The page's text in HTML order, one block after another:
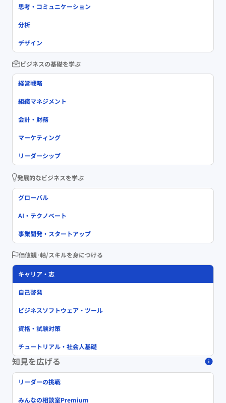
思考・コミュニケーション
分析
デザイン
ビジネスの基礎を学ぶ
経営戦略
組織マネジメント
会計・財務
マーケティング
リーダーシップ
発展的なビジネスを学ぶ
グローバル
AI・テクノベート
事業開発・スタートアップ
価値観･軸/スキルを身につける
キャリア・志
自己啓発
ビジネスソフトウェア・ツール
資格・試験対策
チュートリアル・社会人基礎
知見を広げる
リーダーの挑戦
みんなの相談室Premium